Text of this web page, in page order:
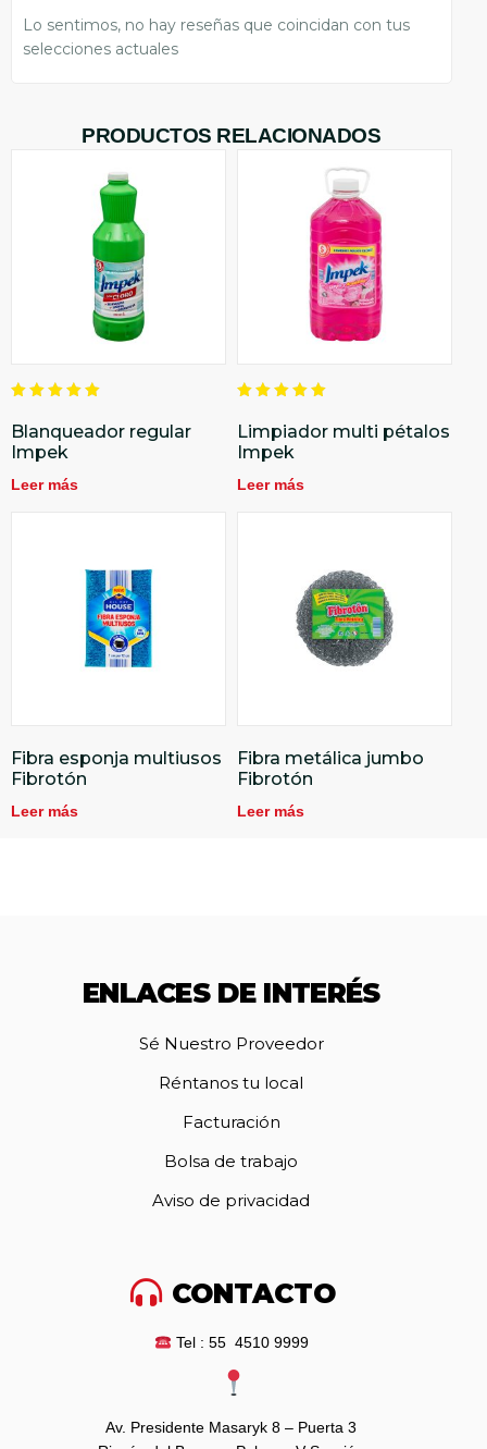
Lo sentimos, no hay reseñas que coincidan con tus
selecciones actuales
PRODUCTOS RELACIONADOS
en
5.00
de 5
Blanqueador regular
Impek
Leer más
en
5.00
de 5
Limpiador multi pétalos
Impek
Leer más
Fibra esponja multiusos
Fibrotón
Leer más
Fibra metálica jumbo
Fibrotón
Leer más
ENLACES DE INTERÉS
Sé Nuestro Proveedor
Réntanos tu local
Facturación
Bolsa de trabajo
Aviso de privacidad
CONTACTO
Tel : 55 4510 9999
Av. Presidente Masaryk 8 – Puerta 3